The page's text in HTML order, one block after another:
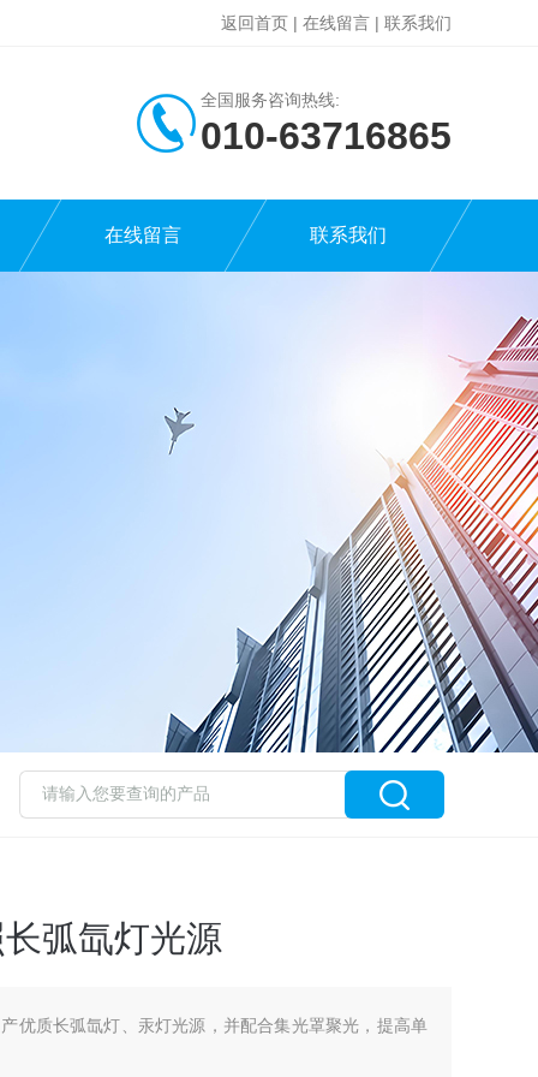
返回首页 | 在线留言 | 联系我们
全国服务咨询热线:
010-63716865
在线留言 联系我们
弧氙灯光源
优质长弧氙灯、汞灯光源，并配合集光罩聚光，提高单